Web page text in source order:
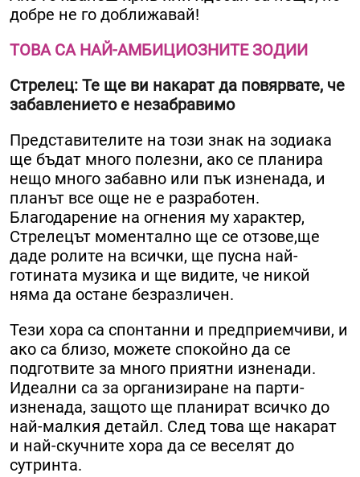
добре не го доближавай!
ТОВА СА НАЙ-АМБИЦИОЗНИТЕ ЗОДИИ
Стрелец: Те ще ви накарат да повярвате, че
забавлението е незабравимо
Представителите на този знак на зодиака
ще бъдат много полезни, ако се планира
нещо много забавно или пък изненада, и
планът все още не е разработен.
Благодарение на огнения му характер,
Стрелецът моментално ще се отзове,ще
даде ролите на всички, ще пусна най-
готината музика и ще видите, че никой
няма да остане безразличен.
Тези хора са спонтанни и предприемчиви, и
ако са близо, можете спокойно да се
подготвите за много приятни изненади.
Идеални са за организиране на парти-
изненада, защото ще планират всичко до
най-малкия детайл. След това ще накарат
и най-скучните хора да се веселят до
сутринта.